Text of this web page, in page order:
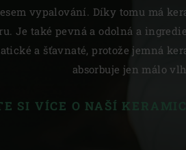
vypalování. Díky tomu má
Je také pevná a odolná a
a šťavnaté, protože jemná
absorbuje jen málo
SI VÍCE O NAŠÍ